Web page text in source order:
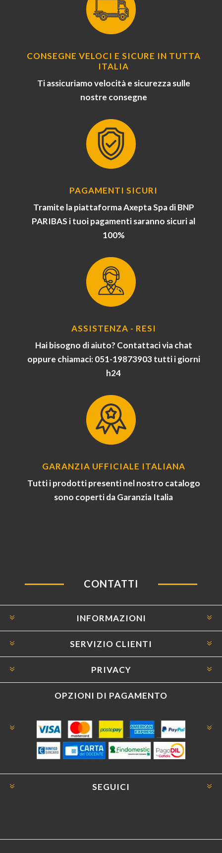
CONSEGNE VELOCI E SICURE IN TUTTA
ITALIA
Ti assicuriamo velocità e sicurezza sulle
nostre consegne
PAGAMENTI SICURI
Tramite la piattaforma Axepta Spa di BNP
PARIBAS i tuoi pagamenti saranno sicuri al
100%
ASSISTENZA - RESI
Hai bisogno di aiuto? Contattaci via chat
oppure chiamaci: 051-19873903 tutti i giorni
h24
GARANZIA UFFICIALE ITALIANA
Tutti i prodotti presenti nel nostro catalogo
sono coperti da Garanzia Italia
CONTATTI
INFORMAZIONI
SERVIZIO CLIENTI
PRIVACY
OPZIONI DI PAGAMENTO
SEGUICI